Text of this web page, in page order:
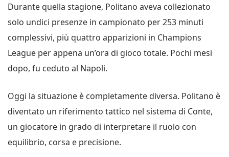
Durante quella stagione, Politano aveva collezionato
solo undici presenze in campionato per 253 minuti
complessivi, più quattro apparizioni in Champions
League per appena un’ora di gioco totale. Pochi mesi
dopo, fu ceduto al Napoli.
Oggi la situazione è completamente diversa. Politano è
diventato un riferimento tattico nel sistema di Conte,
un giocatore in grado di interpretare il ruolo con
equilibrio, corsa e precisione.